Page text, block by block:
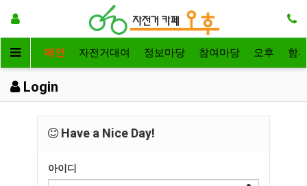
메인 자전거대여 정보마당 참여마당 오후 함
Login
Have a Nice Day!
아이디